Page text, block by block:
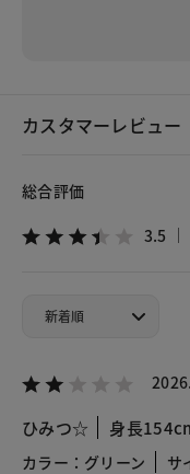
カスタマーレビュー
総合評価
3.5
ひみつ☆ 身長
カラー：グリーン
サ